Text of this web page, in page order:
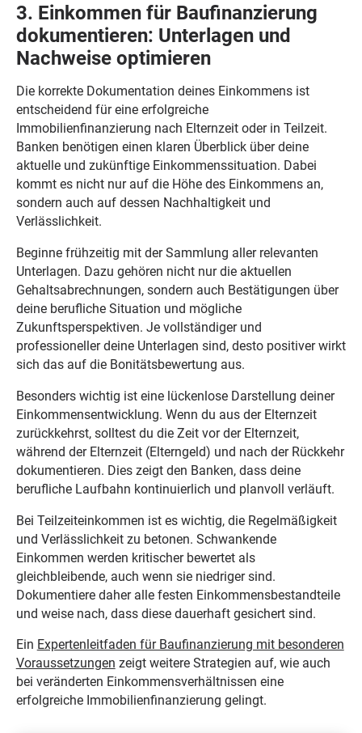
3. Einkommen für Baufinanzierung
dokumentieren: Unterlagen und
Nachweise optimieren
Die korrekte Dokumentation deines Einkommens ist
entscheidend für eine erfolgreiche
Immobilienfinanzierung nach Elternzeit oder in Teilzeit.
Banken benötigen einen klaren Überblick über deine
aktuelle und zukünftige Einkommenssituation. Dabei
kommt es nicht nur auf die Höhe des Einkommens an,
sondern auch auf dessen Nachhaltigkeit und
Verlässlichkeit.
Beginne frühzeitig mit der Sammlung aller relevanten
Unterlagen. Dazu gehören nicht nur die aktuellen
Gehaltsabrechnungen, sondern auch Bestätigungen über
deine berufliche Situation und mögliche
Zukunftsperspektiven. Je vollständiger und
professioneller deine Unterlagen sind, desto positiver wirkt
sich das auf die Bonitätsbewertung aus.
Besonders wichtig ist eine lückenlose Darstellung deiner
Einkommensentwicklung. Wenn du aus der Elternzeit
zurückkehrst, solltest du die Zeit vor der Elternzeit,
während der Elternzeit (Elterngeld) und nach der Rückkehr
dokumentieren. Dies zeigt den Banken, dass deine
berufliche Laufbahn kontinuierlich und planvoll verläuft.
Bei Teilzeiteinkommen ist es wichtig, die Regelmäßigkeit
und Verlässlichkeit zu betonen. Schwankende
Einkommen werden kritischer bewertet als
gleichbleibende, auch wenn sie niedriger sind.
Dokumentiere daher alle festen Einkommensbestandteile
und weise nach, dass diese dauerhaft gesichert sind.
Ein Expertenleitfaden für Baufinanzierung mit besonderen
Voraussetzungen zeigt weitere Strategien auf, wie auch
bei veränderten Einkommensverhältnissen eine
erfolgreiche Immobilienfinanzierung gelingt.